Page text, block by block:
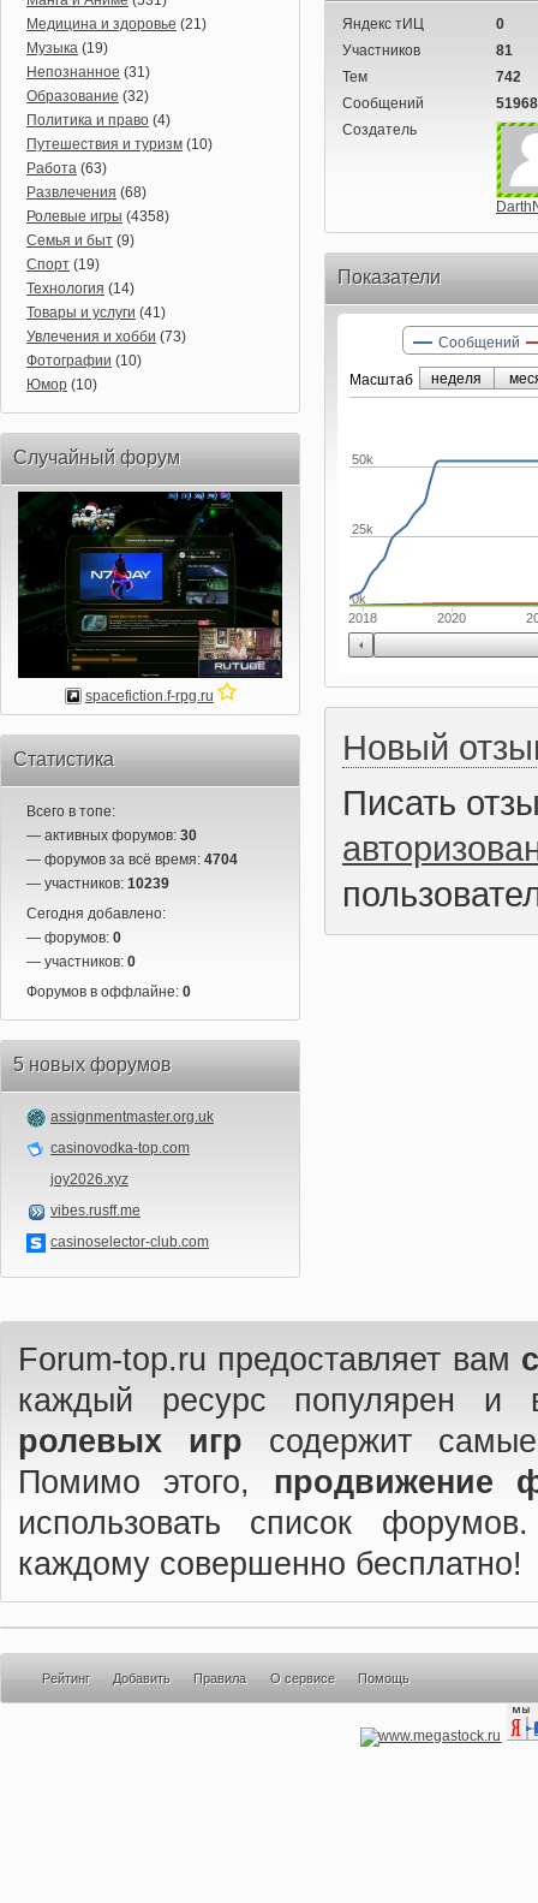
Медицина и здоровье (21)
Музыка (19)
Непознанное (31)
Образование (32)
Политика и право (4)
Путешествия и туризм (10)
Работа (63)
Развлечения (68)
Ролевые игры (4358)
Семья и быт (9)
Спорт (19)
Технология (14)
Товары и услуги (41)
Увлечения и хобби (73)
Фотографии (10)
Юмор (10)
Случайный форум
spacefiction.f-rpg.ru
Статистика
Всего в топе:
— активных форумов: 30
— форумов за всё время: 4704
— участников: 10239
Сегодня добавлено:
— форумов: 0
— участников: 0
Форумов в оффлайне: 0
5 новых форумов
assignmentmaster.org.uk
casinovodka-top.com
joy2026.xyz
vibes.rusff.me
casinoselector-club.com
Яндекс тИЦ
0
Участников
81
Тем
742
Сообщений
51968
Создатель
Показатели
Маcштаб
2018 2020
0k
25k
50k
Сообщений
неделя
Новый
Писать
Forum-top.ru предоставляет вам
каждый ресурс популярен
ролевых игр содержит
Помимо этого, продвижение
использовать список
каждому совершенно бесплатно!
Рейтинг Добавить Правила О сервисе Помощь